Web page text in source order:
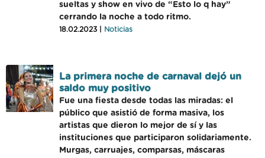
sueltas y show en vivo de “Esto lo q hay”
cerrando la noche a todo ritmo.
18.02.2023 | Noticias
La primera noche de carnaval dejó un
saldo muy positivo
Fue una fiesta desde todas las miradas: el
público que asistió de forma masiva, los
artistas que dieron lo mejor de sí y las
instituciones que participaron solidariamente.
Murgas, carruajes, comparsas, máscaras